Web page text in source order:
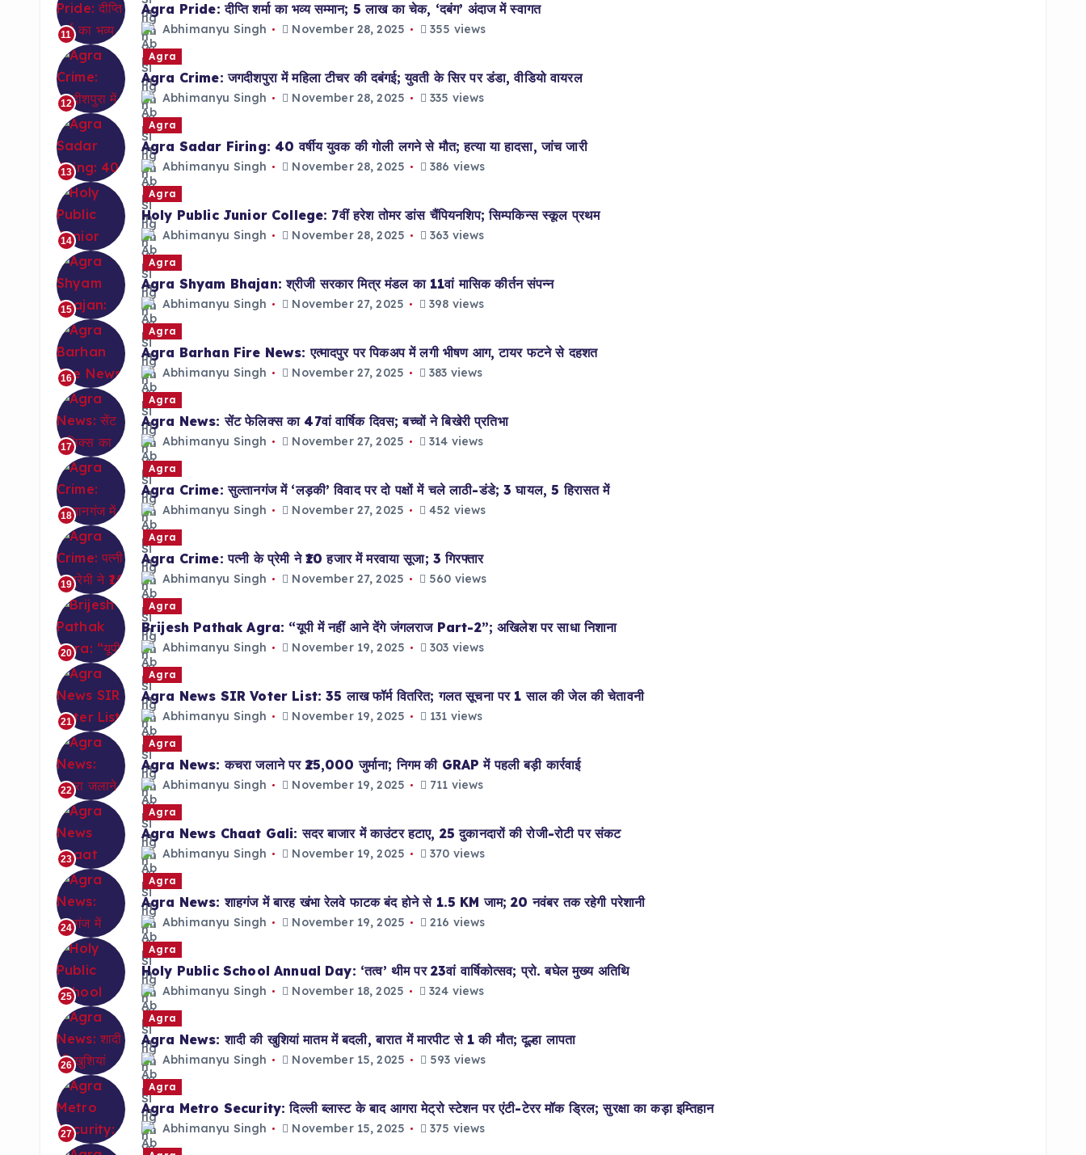
11
Agra Pride: दीप्ति शर्मा का भव्य सम्मान; 5 लाख का चेक, ‘दबंग’ अंदाज में स्वागत
Abhimanyu Singh November 28, 2025 355 views
12
Agra
Agra Crime: जगदीशपुरा में महिला टीचर की दबंगई; युवती के सिर पर डंडा, वीडियो वायरल
Abhimanyu Singh November 28, 2025 335 views
13
Agra
Agra Sadar Firing: 40 वर्षीय युवक की गोली लगने से मौत; हत्या या हादसा, जांच जारी
Abhimanyu Singh November 28, 2025 386 views
14
Agra
Holy Public Junior College: 7वीं हरेश तोमर डांस चैंपियनशिप; सिम्पकिन्स स्कूल प्रथम
Abhimanyu Singh November 28, 2025 363 views
15
Agra
Agra Shyam Bhajan: श्रीजी सरकार मित्र मंडल का 11वां मासिक कीर्तन संपन्न
Abhimanyu Singh November 27, 2025 398 views
16
Agra
Agra Barhan Fire News: एत्मादपुर पर पिकअप में लगी भीषण आग, टायर फटने से दहशत
Abhimanyu Singh November 27, 2025 383 views
17
Agra
Agra News: सेंट फेलिक्स का 47वां वार्षिक दिवस; बच्चों ने बिखेरी प्रतिभा
Abhimanyu Singh November 27, 2025 314 views
18
Agra
Agra Crime: सुल्तानगंज में ‘लड़की’ विवाद पर दो पक्षों में चले लाठी-डंडे; 3 घायल, 5 हिरासत में
Abhimanyu Singh November 27, 2025 452 views
19
Agra
Agra Crime: पत्नी के प्रेमी ने ₹10 हजार में मरवाया सूजा; 3 गिरफ्तार
Abhimanyu Singh November 27, 2025 560 views
20
Agra
Brijesh Pathak Agra: “यूपी में नहीं आने देंगे जंगलराज Part-2”; अखिलेश पर साधा निशाना
Abhimanyu Singh November 19, 2025 303 views
21
Agra
Agra News SIR Voter List: 35 लाख फॉर्म वितरित; गलत सूचना पर 1 साल की जेल की चेतावनी
Abhimanyu Singh November 19, 2025 131 views
22
Agra
Agra News: कचरा जलाने पर ₹25,000 जुर्माना; निगम की GRAP में पहली बड़ी कार्रवाई
Abhimanyu Singh November 19, 2025 711 views
23
Agra
Agra News Chaat Gali: सदर बाजार में काउंटर हटाए, 25 दुकानदारों की रोजी-रोटी पर संकट
Abhimanyu Singh November 19, 2025 370 views
24
Agra
Agra News: शाहगंज में बारह खंभा रेलवे फाटक बंद होने से 1.5 KM जाम; 20 नवंबर तक रहेगी परेशानी
Abhimanyu Singh November 19, 2025 216 views
25
Agra
Holy Public School Annual Day: ‘तत्व’ थीम पर 23वां वार्षिकोत्सव; प्रो. बघेल मुख्य अतिथि
Abhimanyu Singh November 18, 2025 324 views
26
Agra
Agra News: शादी की खुशियां मातम में बदली, बारात में मारपीट से 1 की मौत; दूल्हा लापता
Abhimanyu Singh November 15, 2025 593 views
27
Agra
Agra Metro Security: दिल्ली ब्लास्ट के बाद आगरा मेट्रो स्टेशन पर एंटी-टेरर मॉक ड्रिल; सुरक्षा का कड़ा इम्तिहान
Abhimanyu Singh November 15, 2025 375 views